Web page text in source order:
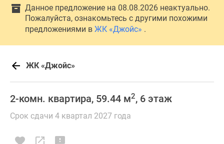
Данное предложение на 08.08.2026 неактуально.
Пожалуйста, ознакомьтесь с другими похожими
предложениями в ЖК «Джойс» .
ЖК «Джойс»
2-комн. квартира, 59.44 м2, 6 этаж
Срок сдачи 4 квартал 2027 года